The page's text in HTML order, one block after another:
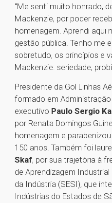
“Me senti muito honrado,
Mackenzie, por poder
homenagem. Aprendi aqui
gestão pública. Tenho me
sobretudo, os princípios e
Mackenzie: seriedade,
Presidente da Gol Linhas
formado em Administração
executivo Paulo Sergio
por Renata Domingos
homenagem e
150 anos. Também foi
Skaf, por sua trajetória à
de Aprendizagem
da Indústria (SESI), que
Indústrias do Estados de